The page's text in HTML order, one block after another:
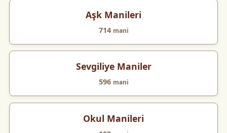
Aşk Manileri
714 mani
Sevgiliye Maniler
596 mani
Okul Manileri